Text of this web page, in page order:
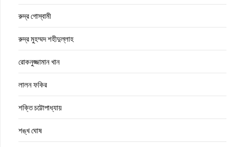
রুদ্র গোস্বামী
রুদ্র মুহম্মদ শহীদুল্লাহ
রোকনুজ্জামান খান
লালন ফকির
শক্তি চট্টোপাধ্যায়
শঙ্খ ঘোষ